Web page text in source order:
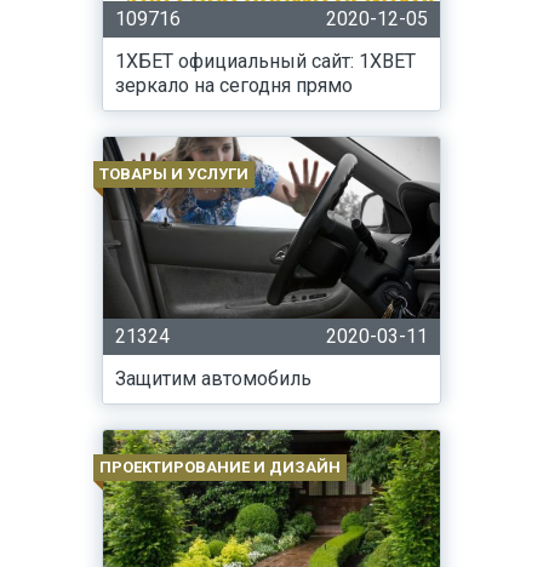
109716
2020-12-05
1ХБЕТ официальный сайт: 1XBET
зеркало на сегодня прямо
ТОВАРЫ И УСЛУГИ
21324
2020-03-11
Защитим автомобиль
ПРОЕКТИРОВАНИЕ И ДИЗАЙН